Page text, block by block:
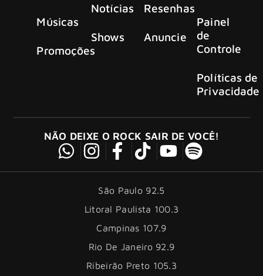
Músicas
Promoções
Notícias
Shows
Resenhas
Anuncie
Painel
de
Controle
Políticas de
Privacidade
NÃO DEIXE O ROCK SAIR DE VOCÊ!
São Paulo 92.5
Litoral Paulista 100.3
Campinas 107.9
Rio De Janeiro 92.9
Ribeirão Preto 105.3